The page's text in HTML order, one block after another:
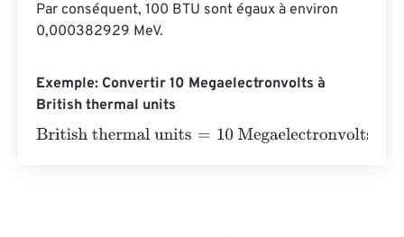
Par conséquent, 100 BTU sont égaux à environ
0,000382929 MeV.
Exemple: Convertir 10 Megaelectronvolts à
British thermal units
British thermal units=10 Megaelectronvolts×